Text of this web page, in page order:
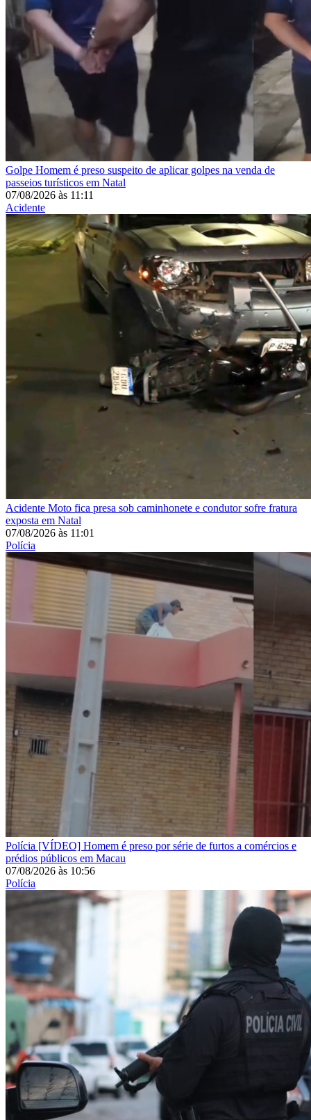
Golpe Homem é preso suspeito de aplicar golpes na venda de
passeios turísticos em Natal
07/08/2026 às 11:11
Acidente
Acidente Moto fica presa sob caminhonete e condutor sofre fratura
exposta em Natal
07/08/2026 às 11:01
Polícia
Polícia [VÍDEO] Homem é preso por série de furtos a comércios e
prédios públicos em Macau
07/08/2026 às 10:56
Polícia